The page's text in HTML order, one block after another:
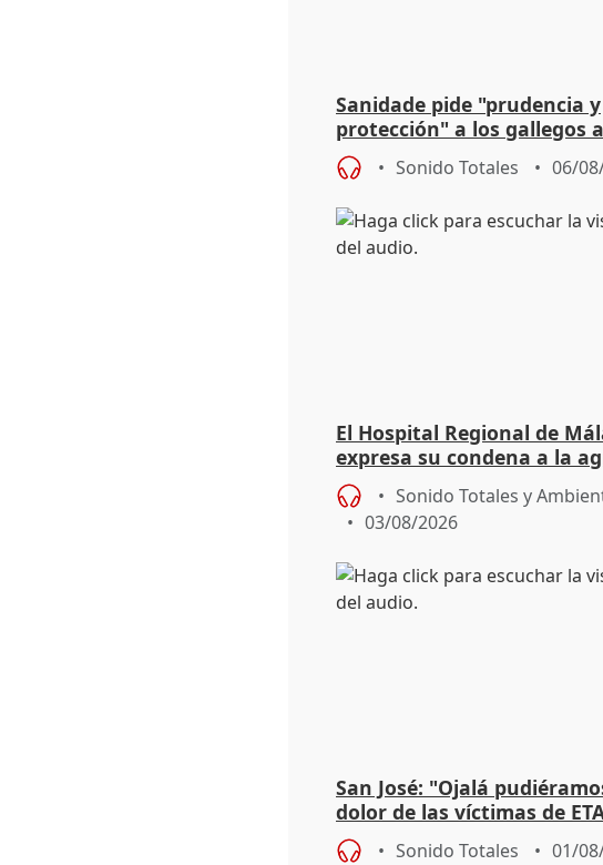
Sanidade pide "prudencia y
protección" a los gallegos
eclipse del 12 de agosto
Sonido Totales 06/
El Hospital Regional de
expresa su condena a la
dos enfermeras de
Sonido Totales y
03/08/2026
San José: "Ojalá
dolor de las víctimas de
Sonido Totales 01/